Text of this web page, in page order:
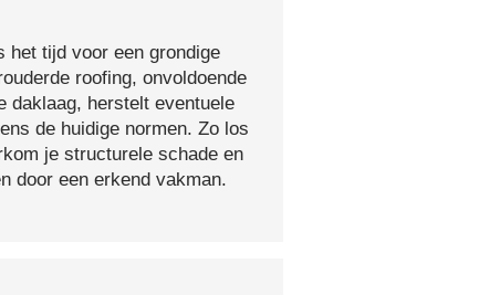
het tijd voor een grondige
roofing, onvoldoende
daklaag, herstelt eventuele
de huidige normen. Zo los
je structurele schade en
door een erkend vakman.